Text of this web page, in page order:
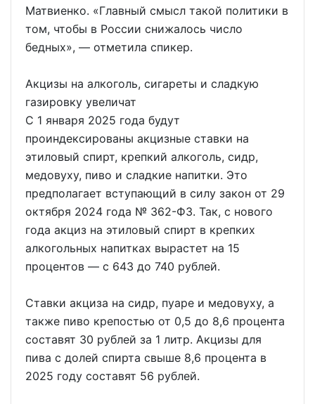
Матвиенко. «Главный смысл такой политики в
том, чтобы в России снижалось число
бедных», — отметила спикер.
Акцизы на алкоголь, сигареты и сладкую
газировку увеличат
С 1 января 2025 года будут
проиндексированы акцизные ставки на
этиловый спирт, крепкий алкоголь, сидр,
медовуху, пиво и сладкие напитки. Это
предполагает вступающий в силу закон от 29
октября 2024 года № 362-ФЗ. Так, с нового
года акциз на этиловый спирт в крепких
алкогольных напитках вырастет на 15
процентов — с 643 до 740 рублей.
Ставки акциза на сидр, пуаре и медовуху, а
также пиво крепостью от 0,5 до 8,6 процента
составят 30 рублей за 1 литр. Акцизы для
пива с долей спирта свыше 8,6 процента в
2025 году составят 56 рублей.